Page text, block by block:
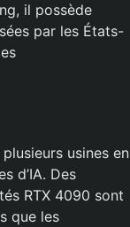
il possède
par les États-
usines en
d’IA. Des
RTX 4090 sont
que les